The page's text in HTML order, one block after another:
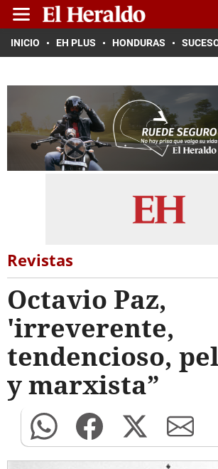
INICIO EH PLUS HONDURAS
Revistas
Octavio Paz,
'irreverente,
tendencioso,
y marxista”